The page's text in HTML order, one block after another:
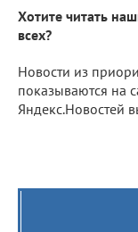
Хотите читать
всех?
Новости из
показываются на
Яндекс.Новостей